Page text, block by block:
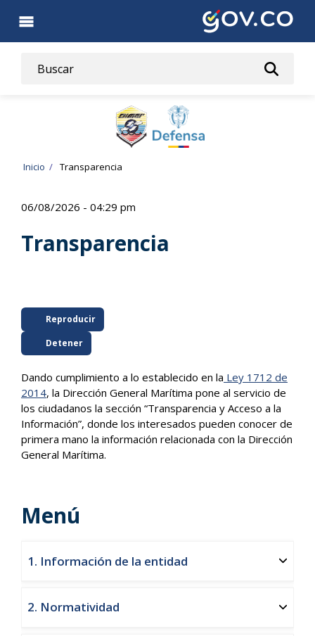
contenido
Ruta
de
Inicio Transparencia
06/08/2026 - 04:29 pm
Transparencia
Reproducir
Detener
Dando cumplimiento a lo establecido en la Ley 1712 de
2014, la Dirección General Marítima pone al servicio de
los ciudadanos la sección “Transparencia y Acceso a la
Información”, donde los interesados pueden conocer de
primera mano la información relacionada con la Dirección
General Marítima.
Menú
1. Información de la entidad
2. Normatividad